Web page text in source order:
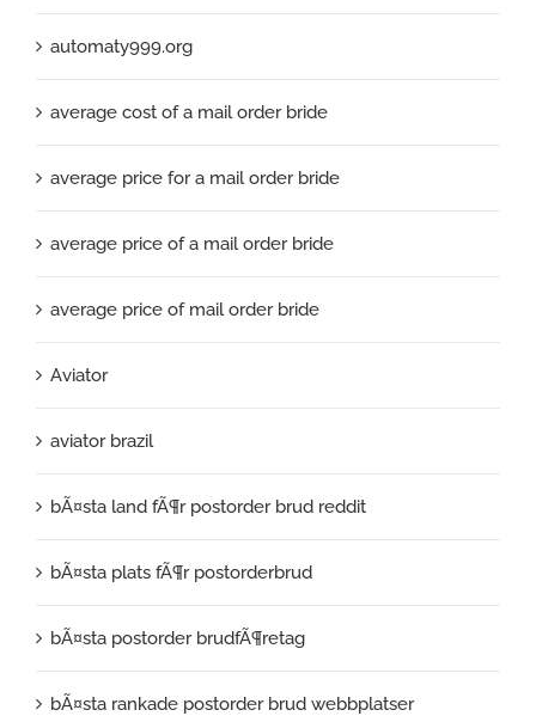
automaty999.org
average cost of a mail order bride
average price for a mail order bride
average price of a mail order bride
average price of mail order bride
Aviator
aviator brazil
bÃ¤sta land fÃ¶r postorder brud reddit
bÃ¤sta plats fÃ¶r postorderbrud
bÃ¤sta postorder brudfÃ¶retag
bÃ¤sta rankade postorder brud webbplatser